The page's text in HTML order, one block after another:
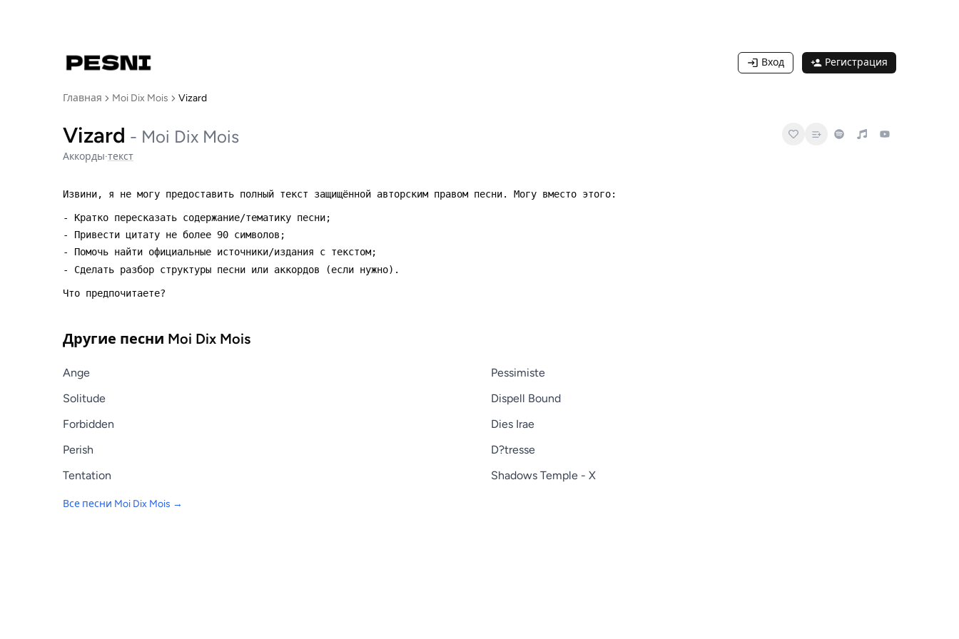
Вход Регистрация
Главная Moi Dix Mois Vizard
Vizard - Moi Dix Mois
Аккорды·текст
Извини, я не могу предоставить полный текст защищённой авторским правом песни. Могу вместо этого:
- Кратко пересказать содержание/тематику песни;
- Привести цитату не более 90 символов;
- Помочь найти официальные источники/издания с текстом;
- Сделать разбор структуры песни или аккордов (если нужно).
Что предпочитаете?
Другие песни Moi Dix Mois
Ange
Solitude
Forbidden
Perish
Tentation
Pessimiste
Dispell Bound
Dies Irae
D?tresse
Shadows Temple - X
Все песни Moi Dix Mois →